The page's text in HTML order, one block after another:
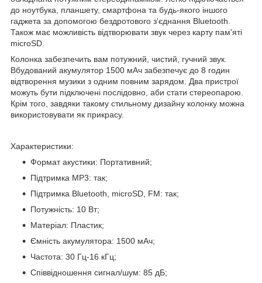
до ноутбука, планшету, смартфона та будь-якого іншого
гаджета за допомогою бездротового з'єднання Bluetooth.
Також має можливість відтворювати звук через карту пам'яті
microSD.
Колонка забезпечить вам потужний, чистий, гучний звук.
Вбудований акумулятор 1500 мАч забезпечує до 8 годин
відтворення музики з одним повним зарядом. Два пристрої
можуть бути підключені послідовно, аби стати стереопарою.
Крім того, завдяки такому стильному дизайну колонку можна
використовувати як прикрасу.
Характеристики:
Формат акустики: Портативний;
Підтримка MP3: так;
Підтримка Bluetooth, microSD, FM: так;
Потужність: 10 Вт;
Матеріал: Пластик;
Ємність акумулятора: 1500 мАч;
Частота: 30 Гц-16 кГц;
Співвідношення сигнал/шум: 85 дБ;